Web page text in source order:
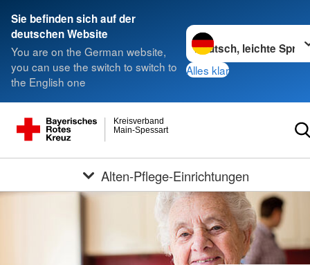
Sie befinden sich auf der
deutschen Website
You are on the German website,
you can use the switch to switch to
the English one
Sprache wechseln zu
Alles klar
Main-Spessart
Kreisverband
Alten-Pflege-Einrichtungen